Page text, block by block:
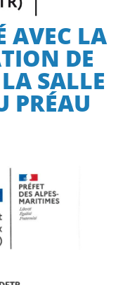
AVEC LA
DE
SALLE
PRÉAU